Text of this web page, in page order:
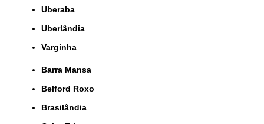
Uberaba
Uberlândia
Varginha
Barra Mansa
Belford Roxo
Brasilândia